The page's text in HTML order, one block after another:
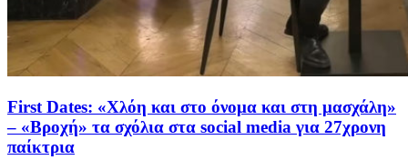
First Dates: «Χλόη και στο όνομα και στη μασχάλη»
– «Βροχή» τα σχόλια στα social media για 27χρονη
παίκτρια